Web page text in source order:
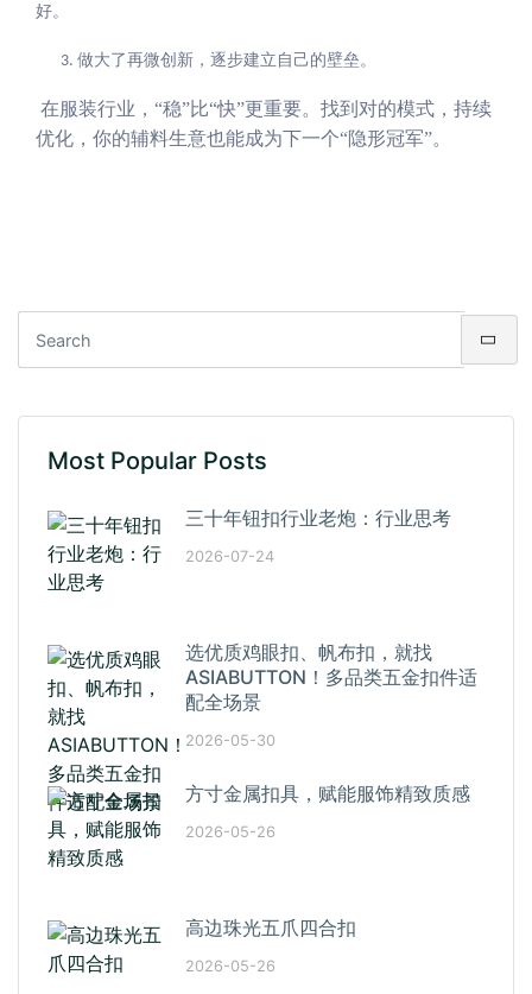
好。
3. 做大了再微创新，逐步建立自己的壁垒。
在服装行业，“稳”比“快”更重要。找到对的模式，持续
优化，你的辅料生意也能成为下一个“隐形冠军”。
Most Popular Posts
三十年钮扣行业老炮：行业思考
2026-07-24
选优质鸡眼扣、帆布扣，就找
ASIABUTTON！多品类五金扣件适
配全场景
2026-05-30
方寸金属扣具，赋能服饰精致质感
2026-05-26
高边珠光五爪四合扣
2026-05-26